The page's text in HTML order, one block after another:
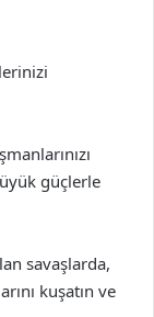
güçlerle
savaşlarda,
kuşatın ve